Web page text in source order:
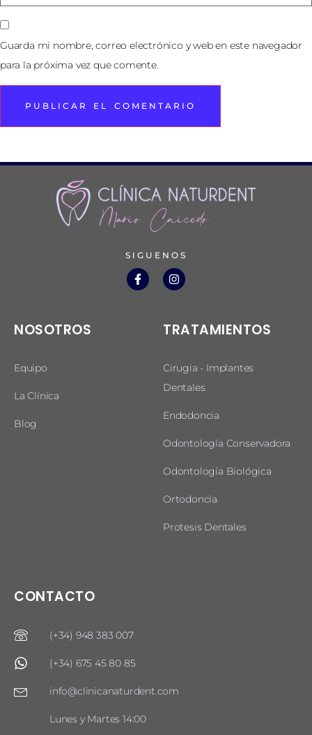
Guarda mi nombre, correo electrónico y web en este navegador
para la próxima vez que comente.
SIGUENOS
NOSOTROS
Equipo
La Clínica
Blog
TRATAMIENTOS
Cirugia - Implantes
Dentales
Endodoncia
Odontología Conservadora
Odontología Biológica
Ortodoncia
Protesis Dentales
CONTACTO
(+34) 948 383 007
(+34) 675 45 80 85
info@clinicanaturdent.com
Lunes y Martes 14:00